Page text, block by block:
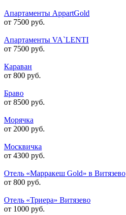
Апартаменты AppartGold
от 7500 руб.
Апартаменты VA`LENTI
от 7500 руб.
Караван
от 800 руб.
Браво
от 8500 руб.
Морячка
от 2000 руб.
Москвичка
от 4300 руб.
Отель «Марракеш Gold» в Витязево
от 800 руб.
Отель «Триера» Витязево
от 1000 руб.